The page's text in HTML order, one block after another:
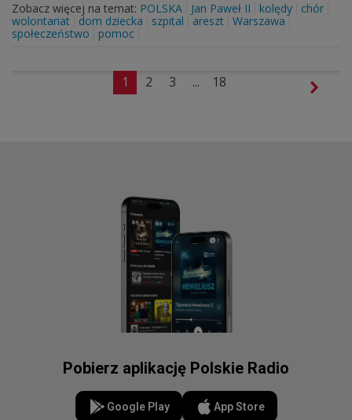
Zobacz więcej na temat: POLSKA Jan Paweł II kolędy
chór
wolontariat
dom dziecka szpital areszt Warszawa
społeczeństwo
pomoc
1 2 3 ... 18
Pobierz aplikację Polskie Radio
Google Play App Store